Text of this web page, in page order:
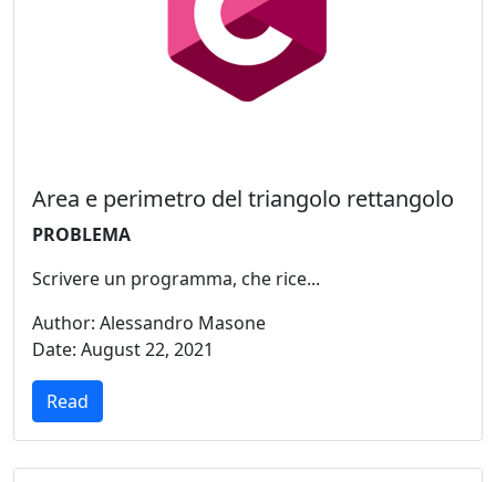
Area e perimetro del triangolo rettangolo
PROBLEMA
Scrivere un programma, che rice...
Author: Alessandro Masone
Date: August 22, 2021
Read